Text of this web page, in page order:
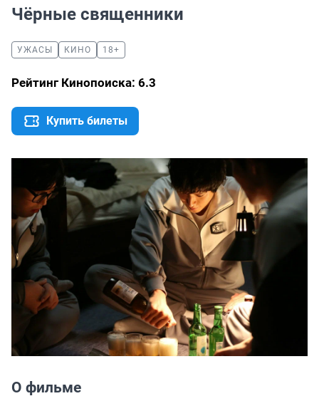
Чёрные священники
УЖАСЫ КИНО 18+
Рейтинг Кинопоиска: 6.3
Купить билеты
О фильме